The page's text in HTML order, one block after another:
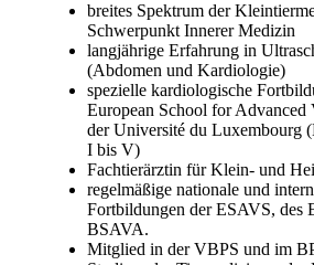
breites Spektrum der
Schwerpunkt Innerer Medizin
langjährige Erfahrung in
(Abdomen und Kardiologie)
spezielle kardiologische
European School for Advanced
der Université du Luxembourg
I bis V)
Fachtierärztin für Klein- und
regelmäßige nationale und
Fortbildungen der ESAVS, des
BSAVA.
Mitglied in der VBPS und im